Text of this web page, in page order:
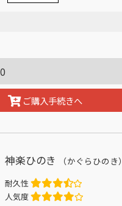
ご購入手続きへ
神楽ひのき （かぐらひのき）
耐久性
人気度